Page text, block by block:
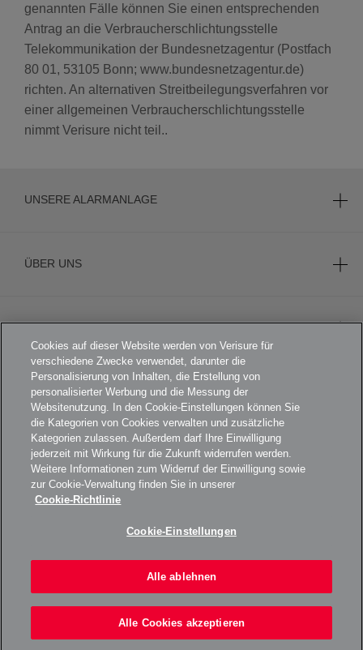
SICHERHEITSVERSPRECHEN
NOTRUF- UND
SERVICELEITSTELLE
PREISE ALARMANLAGE
SICHERHEITSDIENSTE
EXTRAS
ARLO SOLARLADEGERÄT
genannten Fälle können Sie einen entsprechenden
Antrag an die Verbraucherschlichtungsstelle
Telekommunikation der Bundesnetzagentur (Postfach
80 01, 53105 Bonn; www.bundesnetzagentur.de)
richten. An alternativen Streitbeilegungsverfahren vor
einer allgemeinen Verbraucherschlichtungsstelle
nimmt Verisure nicht teil..
UNSERE ALARMANLAGE
ÜBER UNS
KARRIERE
FOOTER AGB
DATENSCHUTZERKLÄRUNG
KAMERADATENSCHUTZ
IMPRESSUM
FAQS
Cookies auf dieser Website werden von Verisure für
verschiedene Zwecke verwendet, darunter die
Personalisierung von Inhalten, die Erstellung von
personalisierter Werbung und die Messung der
Websitenutzung. In den Cookie-Einstellungen können Sie
die Kategorien von Cookies verwalten und zusätzliche
Kategorien zulassen. Außerdem darf Ihre Einwilligung
jederzeit mit Wirkung für die Zukunft widerrufen werden.
Weitere Informationen zum Widerruf der Einwilligung sowie
zur Cookie-Verwaltung finden Sie in unserer
Cookie-Richtlinie
Cookie-Einstellungen
Alle ablehnen
Alle Cookies akzeptieren